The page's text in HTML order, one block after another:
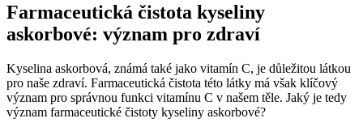
Farmaceutická čistota kyseliny
askorbové: význam pro zdraví
Kyselina askorbová, známá také jako vitamín C, je důležitou látkou
pro naše zdraví. Farmaceutická čistota této látky má však klíčový
význam pro správnou funkci vitamínu C v našem těle. Jaký je tedy
význam farmaceutické čistoty kyseliny askorbové?